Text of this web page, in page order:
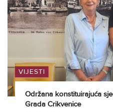
VIJESTI
Održana konstituirajuća
Grada Crikvenice